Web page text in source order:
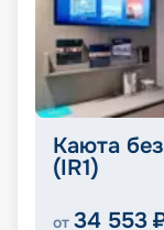
Каюта
(IR1)
от 34 553